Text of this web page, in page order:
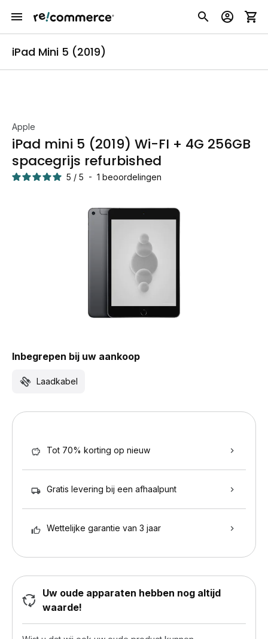
iPad Mini 5 (2019)
Apple
iPad mini 5 (2019) Wi-FI + 4G 256GB
spacegrijs refurbished
5 / 5 - 1 beoordelingen
Inbegrepen bij uw aankoop
Laadkabel
Tot 70% korting op nieuw
Gratis levering bij een afhaalpunt
Wettelijke garantie van 3 jaar
Uw oude apparaten hebben nog altijd
waarde!